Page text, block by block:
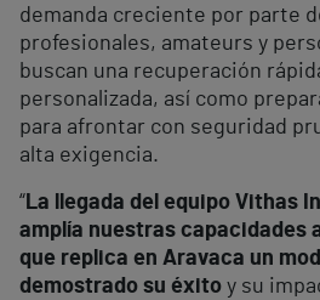
demanda creciente por parte
profesionales, amateurs y
buscan una recuperación
personalizada, así como
para afrontar con seguridad
alta exigencia.
“La llegada del equipo Vithas
amplía nuestras capacidades
que replica en Aravaca un
demostrado su éxito y su